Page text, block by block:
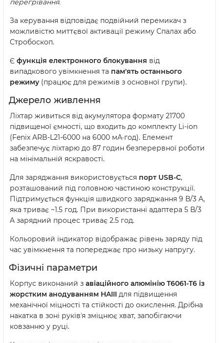
перегрівання.
За керування відповідає подвійний перемикач з
можливістю миттєвої активації режиму Спалах або
Стробоскоп.
Є функція електронного блокування від
випадкового увімкнення та пам'ять останнього
режиму (працює для режимів з основної групи).
Джерело живлення
Ліхтар живиться від акумулятора формату 21700
підвищеної ємності, що входить до комплекту Li-ion
(Fenix ARB-L21-6000 на 6000 мА·год). Елемент
забезпечує ліхтарю до 87 годин безперервної роботи
на мінімальній яскравості.
Для заряджання використовується порт USB-C,
розташований під головною частиною конструкції.
Підтримується функція швидкого заряджання 9 В/3 A,
яка триває ~1.5 год. При використанні адаптера 5 В/3
A зарядний процес триває 2.5 год.
Кольоровий індикатор відображає рівень заряду під
час увімкнення та попереджає про низьку напругу.
Фізичні параметри
Корпус виконаний з авіаційного алюмінію T6061-T6 із
жорстким анодуванням HAIII для підвищення
механічної міцності та стійкості до окислення. Дрібна
накатка в зоні руківʼя зміцнює хват, запобігаючи
ковзанню у руці.